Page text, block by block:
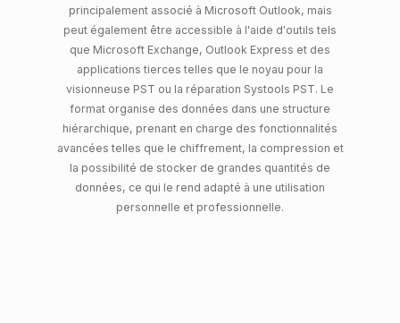
principalement associé à Microsoft Outlook, mais
peut également être accessible à l'aide d'outils tels
que Microsoft Exchange, Outlook Express et des
applications tierces telles que le noyau pour la
visionneuse PST ou la réparation Systools PST. Le
format organise des données dans une structure
hiérarchique, prenant en charge des fonctionnalités
avancées telles que le chiffrement, la compression et
la possibilité de stocker de grandes quantités de
données, ce qui le rend adapté à une utilisation
personnelle et professionnelle.